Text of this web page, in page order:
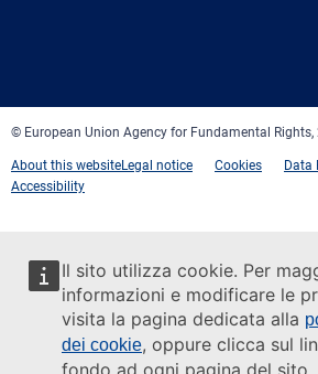
Il sito utilizza cookie. Per
informazioni e modificare le
visita la pagina dedicata alla
dei cookie, oppure clicca sul
fondo ad ogni pagina del sito.
© European Union Agency for Fundamental Rights,
About this websiteLegal notice Cookies
Data
Accessibility